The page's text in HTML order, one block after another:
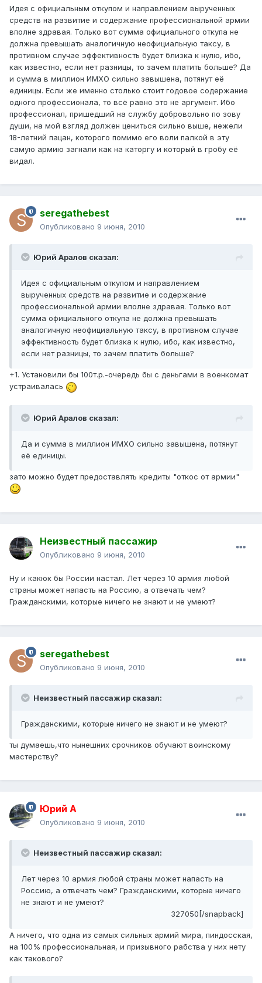
Идея с официальным откупом и направлением вырученных
средств на развитие и содержание профессиональной армии
вполне здравая. Только вот сумма официального откупа не
должна превышать аналогичную неофициальную таксу, в
противном случае эффективность будет близка к нулю, ибо,
как известно, если нет разницы, то зачем платить больше? Да
и сумма в миллион ИМХО сильно завышена, потянут её
единицы. Если же именно столько стоит годовое содержание
одного профессионала, то всё равно это не аргумент. Ибо
профессионал, пришедший на службу добровольно по зову
души, на мой взгляд должен цениться сильно выше, нежели
18-летний пацан, которого помимо его воли палкой в эту
самую армию загнали как на каторгу и который в гробу её
видал.
seregathebest
Опубликовано 9 июня, 2010
Юрий Аралов сказал:
Идея с официальным откупом и направлением
вырученных средств на развитие и содержание
профессиональной армии вполне здравая. Только вот
сумма официального откупа не должна превышать
аналогичную неофициальную таксу, в противном случае
эффективность будет близка к нулю, ибо, как известно,
если нет разницы, то зачем платить больше?
+1. Установили бы 100т.р.-очередь бы с деньгами в военкомат
устраивалась
Юрий Аралов сказал:
Да и сумма в миллион ИМХО сильно завышена, потянут
её единицы.
зато можно будет предоставлять кредиты "откос от армии"
Неизвестный пассажир
Опубликовано 9 июня, 2010
Ну и какюк бы России настал. Лет через 10 армия любой
страны может напасть на Россию, а отвечать чем?
Гражданскими, которые ничего не знают и не умеют?
seregathebest
Опубликовано 9 июня, 2010
Неизвестный пассажир сказал:
Гражданскими, которые ничего не знают и не умеют?
ты думаешь,что нынешних срочников обучают воинскому
мастерству?
Юрий А
Опубликовано 9 июня, 2010
Неизвестный пассажир сказал:
Лет через 10 армия любой страны может напасть на
Россию, а отвечать чем? Гражданскими, которые ничего
не знают и не умеют?
327050[/snapback]
А ничего, что одна из самых сильных армий мира, пиндосская,
на 100% профессиональная, и призывного рабства у них нету
как такового?